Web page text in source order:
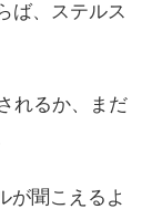
ば、ステルス
れるか、まだ
が聞こえるよ